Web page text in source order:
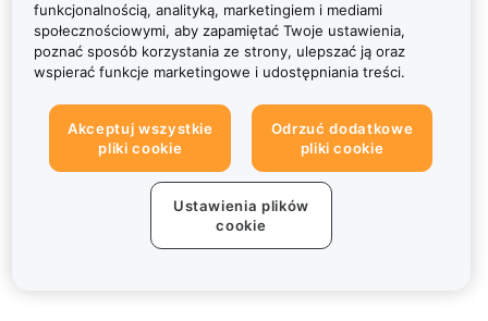
funkcjonalnością, analityką, marketingiem i mediami
społecznościowymi, aby zapamiętać Twoje ustawienia,
poznać sposób korzystania ze strony, ulepszać ją oraz
wspierać funkcje marketingowe i udostępniania treści.
Akceptuj wszystkie
pliki cookie
Odrzuć dodatkowe
pliki cookie
Ustawienia plików
cookie